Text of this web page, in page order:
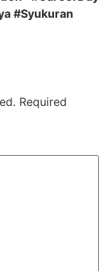
#Syukuran
Required